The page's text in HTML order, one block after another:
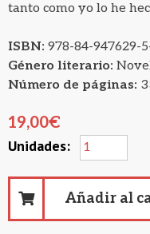
tanto como yo lo he
ISBN: 978-84-947629-
Género literario:
Número de páginas:
19,00€
Añadir al